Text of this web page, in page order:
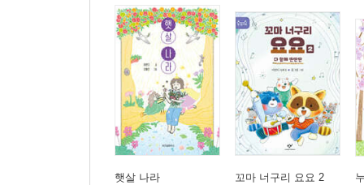
햇살 나라 꼬마 너구리 요요 2